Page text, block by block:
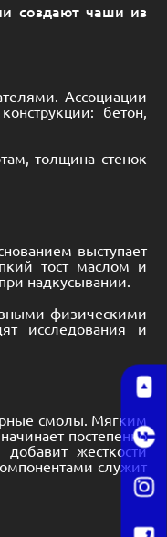
создают чаши из
Ассоциации
бетон,
толщина стенок
выступает
тост маслом и
надкусывании.
физическими
исследования и
смолы. Мягким
постепенно
жесткости
служит